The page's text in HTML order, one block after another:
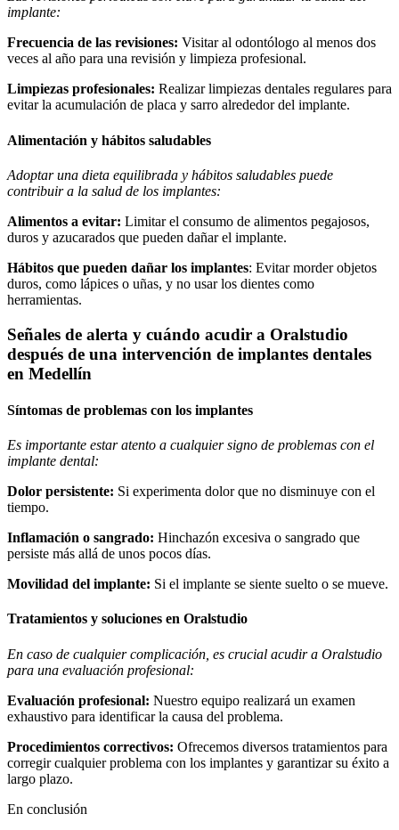
implante:
Frecuencia de las revisiones: Visitar al odontólogo al menos dos
veces al año para una revisión y limpieza profesional.
Limpiezas profesionales: Realizar limpiezas dentales regulares para
evitar la acumulación de placa y sarro alrededor del implante.
Alimentación y hábitos saludables
Adoptar una dieta equilibrada y hábitos saludables puede
contribuir a la salud de los implantes:
Alimentos a evitar: Limitar el consumo de alimentos pegajosos,
duros y azucarados que pueden dañar el implante.
Hábitos que pueden dañar los implantes: Evitar morder objetos
duros, como lápices o uñas, y no usar los dientes como
herramientas.
Señales de alerta y cuándo acudir a Oralstudio
después de una intervención de implantes dentales
en Medellín
Síntomas de problemas con los implantes
Es importante estar atento a cualquier signo de problemas con el
implante dental:
Dolor persistente: Si experimenta dolor que no disminuye con el
tiempo.
Inflamación o sangrado: Hinchazón excesiva o sangrado que
persiste más allá de unos pocos días.
Movilidad del implante: Si el implante se siente suelto o se mueve.
Tratamientos y soluciones en Oralstudio
En caso de cualquier complicación, es crucial acudir a Oralstudio
para una evaluación profesional:
Evaluación profesional: Nuestro equipo realizará un examen
exhaustivo para identificar la causa del problema.
Procedimientos correctivos: Ofrecemos diversos tratamientos para
corregir cualquier problema con los implantes y garantizar su éxito a
largo plazo.
En conclusión